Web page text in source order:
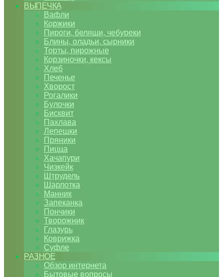
ВЫПЕЧКА
Вафли
Коржики
Пироги, беляши, чебуреки
Блины, оладьи, сырники
Торты, пирожные
Корзиночки, кексы
Хлеб
Печенье
Хворост
Рогалики
Булочки
Бисквит
Пахлава
Лепешки
Пряники
Пицца
Хачапури
Чизкейк
Штрудель
Шарлотка
Манник
Запеканка
Пончики
Творожник
Глазурь
Коврижка
Суфле
РАЗНОЕ
Обзор интернета
Бытовые вопросы